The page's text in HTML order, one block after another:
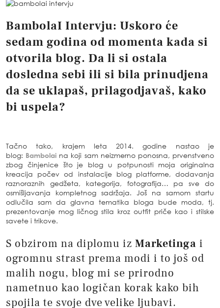
BambolaI Intervju: Uskoro će
sedam godina od momenta kada si
otvorila blog. Da li si ostala
dosledna sebi ili si bila prinudjena
da se uklapaš, prilagodjavaš, kako
bi uspela?
Tačno tako, krajem leta 2014. godine nastao je
blog: Bambolai na koji sam neizmerno ponosna, prvenstveno
zbog činjenice što je blog u potpunosti moja originalna
kreacija počev od instalacije blog platforme, dodavanja
raznoraznih gedžeta, kategorija, fotografija… pa sve do
osmišljavanja kompletnog sadržaja. Još na samom startu
odlučila sam da glavna tematika bloga bude moda, tj.
prezentovanje mog ličnog stila kroz outfit priče kao i stilske
savete i trikove.
S obzirom na diplomu iz Marketinga i
ogromnu strast prema modi i to još od
malih nogu, blog mi se prirodno
nametnuo kao logičan korak kako bih
spojila te svoje dve velike ljubavi.